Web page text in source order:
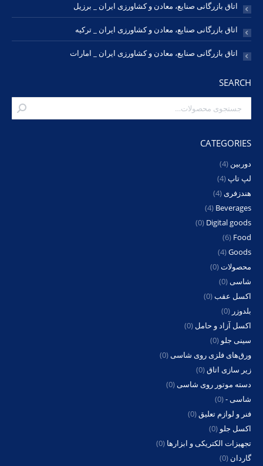
اتاق بازرگانی صنایع، معادن و کشاورزی ایران _ برزیل
اتاق بازرگانی صنایع، معادن و کشاورزی ایران _ ترکیه
اتاق بازرگانی صنایع، معادن و کشاورزی ایران _ امارات
SEARCH
CATEGORIES
دوربین (4)
لپ تاپ(4)
هندزفری(4)
Beverages
(4)
Digital goods
(0)
Food
(6)
Goods
(4)
محصولات(0)
شاسی(0)
اکسل عقب(0)
بلدوزر (0)
اکسل آزاد و حامل (0)
سینی جلو (0)
ورق‌های فلزی روی شاسی(0)
زیر سازی اتاق(0)
دسته موتور روی شاسی(0)
شاسی -(0)
فنر و لوازم تعلیق(0)
اکسل جلو (0)
تجهیزات الکتریکی و ابزارها (0)
گاردان (0)